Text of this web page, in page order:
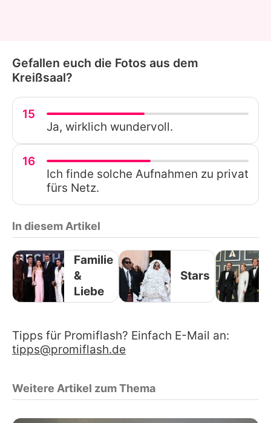
Gefallen euch die Fotos aus dem
Kreißsaal?
15
Ja, wirklich wundervoll.
16
Ich finde solche Aufnahmen zu privat
fürs Netz.
In diesem Artikel
Familie
&
Liebe
Stars
Tipps für Promiflash? Einfach E-Mail an:
tipps@promiflash.de
Weitere Artikel zum Thema